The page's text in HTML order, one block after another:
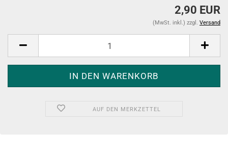
2,90 EUR
(MwSt. inkl.) zzgl. Versand
AUF DEN MERKZETTEL